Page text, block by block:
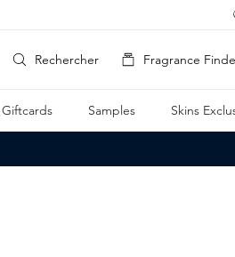
Rechercher Fragrance
Samples Skins